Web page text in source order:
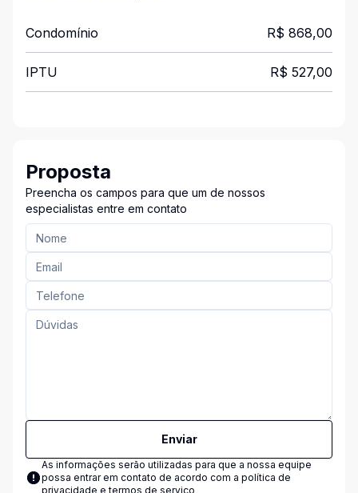
Condomínio R$ 868,00
IPTU R$ 527,00
Proposta
Preencha os campos para que um de nossos
especialistas entre em contato
Enviar
As informações serão utilizadas para que a nossa equipe
possa entrar em contato de acordo com a política de
privacidade e termos de serviço